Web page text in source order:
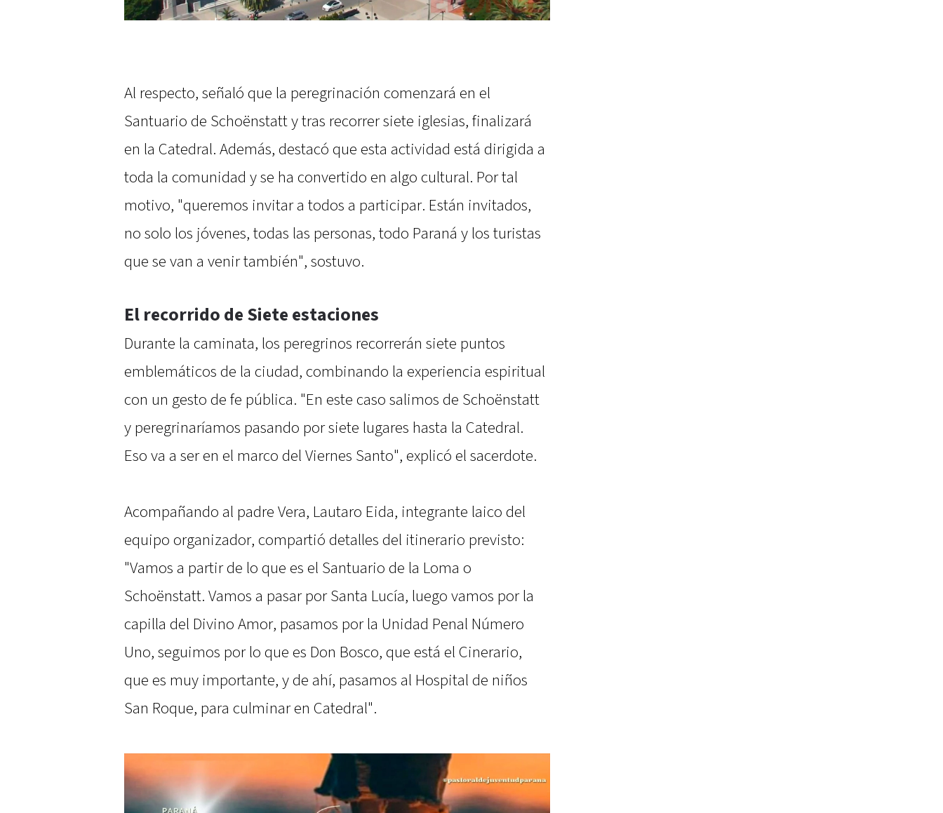
Al respecto, señaló que la peregrinación comenzará en el
Santuario de Schoënstatt y tras recorrer siete iglesias, finalizará
en la Catedral. Además, destacó que esta actividad está dirigida a
toda la comunidad y se ha convertido en algo cultural. Por tal
motivo, "queremos invitar a todos a participar. Están invitados,
no solo los jóvenes, todas las personas, todo Paraná y los turistas
que se van a venir también", sostuvo.
El recorrido de Siete estaciones
Durante la caminata, los peregrinos recorrerán siete puntos
emblemáticos de la ciudad, combinando la experiencia espiritual
con un gesto de fe pública. "En este caso salimos de Schoënstatt
y peregrinaríamos pasando por siete lugares hasta la Catedral.
Eso va a ser en el marco del Viernes Santo", explicó el sacerdote.
Acompañando al padre Vera, Lautaro Eida, integrante laico del
equipo organizador, compartió detalles del itinerario previsto:
"Vamos a partir de lo que es el Santuario de la Loma o
Schoënstatt. Vamos a pasar por Santa Lucía, luego vamos por la
capilla del Divino Amor, pasamos por la Unidad Penal Número
Uno, seguimos por lo que es Don Bosco, que está el Cinerario,
que es muy importante, y de ahí, pasamos al Hospital de niños
San Roque, para culminar en Catedral".